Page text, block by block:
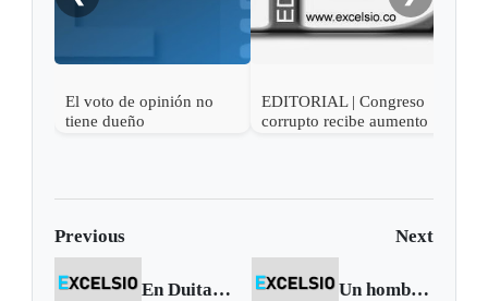
El voto de opinión no
tiene dueño
EDITORIAL | Congreso
corrupto recibe aumento
Previous Next
En Duitama marcha terminó en vandalismo Un hombre murió tras accidentarse en vía bloqueada